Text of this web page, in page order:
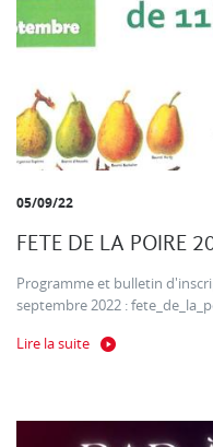
05/09/22
FETE DE LA POIRE
Programme et bulletin
septembre 2022 :
Lire la suite